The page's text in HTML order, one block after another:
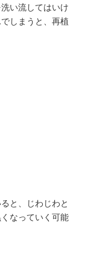
い流してはいけ
しまうと、再植
と、じわじわと
なっていく可能